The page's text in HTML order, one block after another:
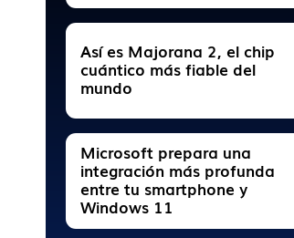
Así es Majorana 2, el chip
cuántico más fiable del
mundo
Microsoft prepara una
integración más profunda
entre tu smartphone y
Windows 11